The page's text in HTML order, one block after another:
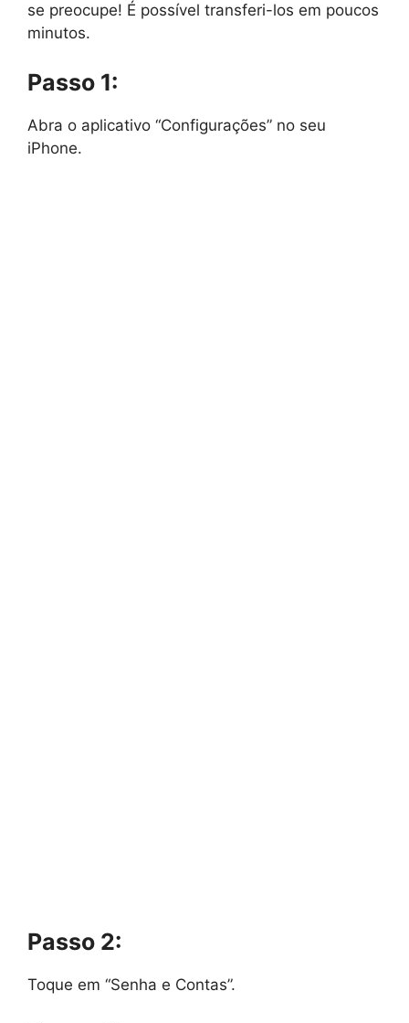
se preocupe! É possível transferi-los em poucos
minutos.
Passo 1:
Abra o aplicativo “Configurações” no seu
iPhone.
Passo 2:
Toque em “Senha e Contas”.